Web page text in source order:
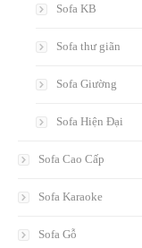
Sofa KB
Sofa thư giãn
Sofa Giường
Sofa Hiện Đại
Sofa Cao Cấp
Sofa Karaoke
Sofa Gỗ